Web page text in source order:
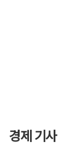
경제 기사